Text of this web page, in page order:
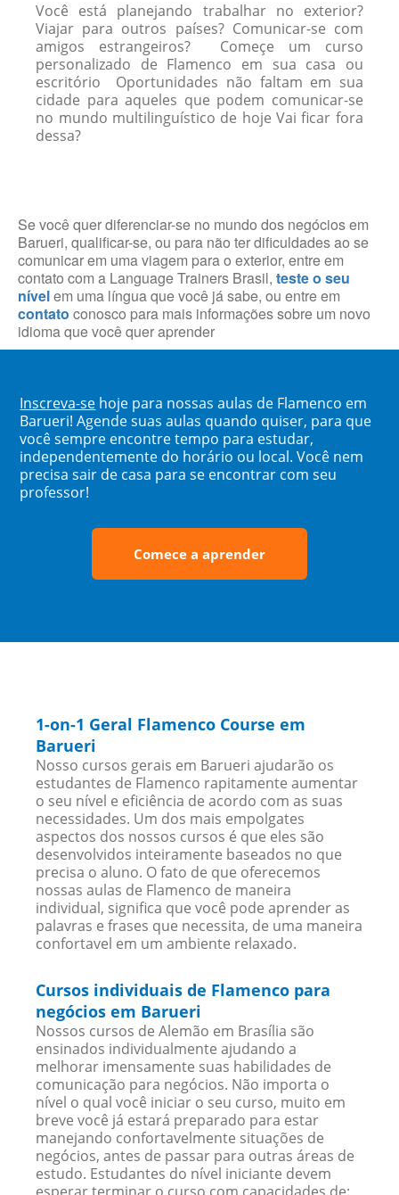
Você está planejando trabalhar no exterior?
Viajar para outros países? Comunicar-se com
amigos estrangeiros? Começe um curso
personalizado de Flamenco em sua casa ou
escritório Oportunidades não faltam em sua
cidade para aqueles que podem comunicar-se
no mundo multilinguístico de hoje Vai ficar fora
dessa?
Se você quer diferenciar-se no mundo dos negócios em
Barueri, qualificar-se, ou para não ter dificuldades ao se
comunicar em uma viagem para o exterior, entre em
contato com a Language Trainers Brasil, teste o seu
nívelem uma língua que você já sabe, ou entre em
contato conosco para mais informações sobre um novo
idioma que você quer aprender
Inscreva-se hoje para nossas aulas de Flamenco em
Barueri! Agende suas aulas quando quiser, para que
você sempre encontre tempo para estudar,
independentemente do horário ou local. Você nem
precisa sair de casa para se encontrar com seu
professor!
Comece a aprender
1-on-1 Geral Flamenco Course em
Barueri
Nosso cursos gerais em Barueri ajudarão os
estudantes de Flamenco rapitamente aumentar
o seu nível e eficiência de acordo com as suas
necessidades. Um dos mais empolgates
aspectos dos nossos cursos é que eles são
desenvolvidos inteiramente baseados no que
precisa o aluno. O fato de que oferecemos
nossas aulas de Flamenco de maneira
individual, significa que você pode aprender as
palavras e frases que necessita, de uma maneira
confortavel em um ambiente relaxado.
Cursos individuais de Flamenco para
negócios em Barueri
Nossos cursos de Alemão em Brasília são
ensinados individualmente ajudando a
melhorar imensamente suas habilidades de
comunicação para negócios. Não importa o
nível o qual você iniciar o seu curso, muito em
breve você já estará preparado para estar
manejando confortavelmente situações de
negócios, antes de passar para outras áreas de
estudo. Estudantes do nível iniciante devem